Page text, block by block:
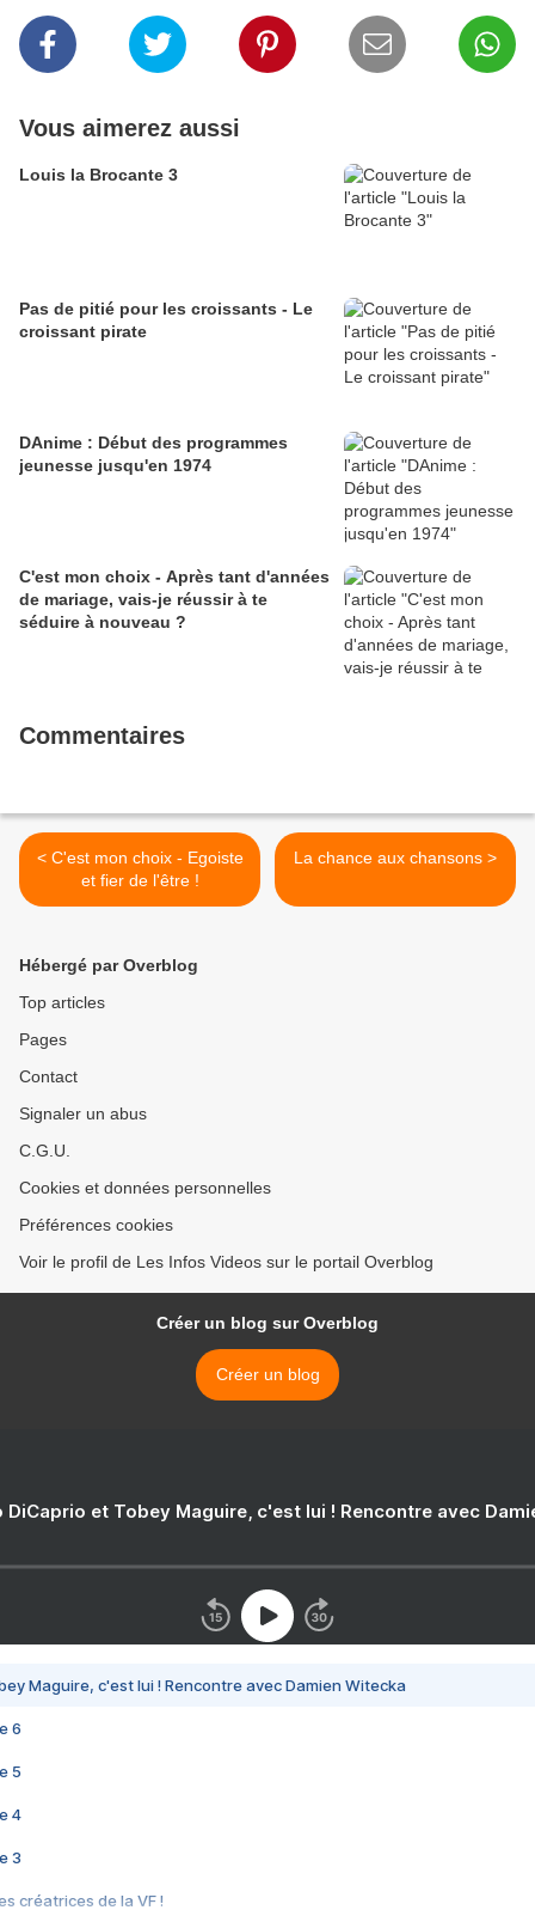
Vous aimerez aussi
Louis la Brocante 3
Pas de pitié pour les croissants - Le
croissant pirate
DAnime : Début des programmes
jeunesse jusqu'en 1974
C'est mon choix - Après tant d'années
de mariage, vais-je réussir à te
séduire à nouveau ?
Commentaires
< C'est mon choix - Egoiste
et fier de l'être !
La chance aux chansons >
Hébergé par Overblog
Top articles
Pages
Contact
Signaler un abus
C.G.U.
Cookies et données personnelles
Préférences cookies
Voir le profil de Les Infos Videos sur le portail Overblog
Créer un blog sur Overblog
Créer un blog
DiCaprio et Tobey Maguire, c'est lui ! Rencontre avec
Maguire, c'est lui ! Rencontre avec Damien Witecka
6
5
4
3
créatrices de la VF !